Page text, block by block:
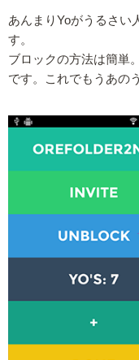
あんまりYoがうるさい
す。
ブロックの方法は簡単
です。これでもうあの